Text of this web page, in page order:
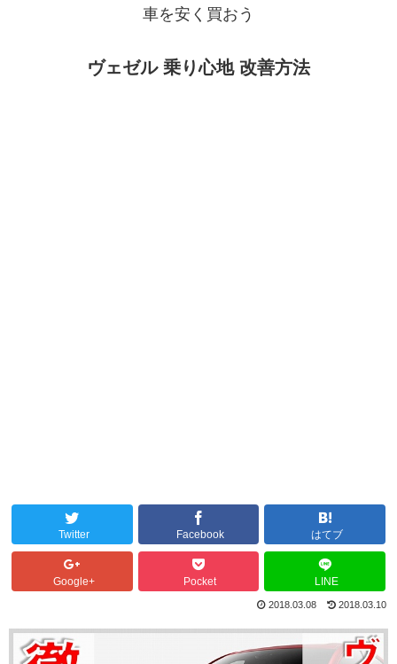
車を安く買おう
ヴェゼル 乗り心地 改善方法
Twitter Facebook はてブ
Google+ Pocket LINE
2018.03.08 2018.03.10